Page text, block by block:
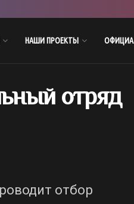
НАШИ ПРОЕКТЫ
отряд
отбор